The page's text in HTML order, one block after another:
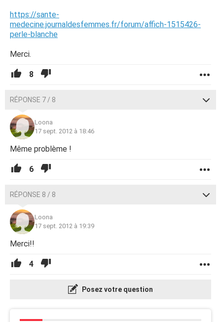
https://sante-
medecine.journaldesfemmes.fr/forum/affich-1515426-
perle-blanche
Merci.
8
RÉPONSE 7 / 8
Loona
17 sept. 2012 à 18:46
Même problème !
6
RÉPONSE 8 / 8
Loona
17 sept. 2012 à 19:39
Merci!!
4
Posez votre question